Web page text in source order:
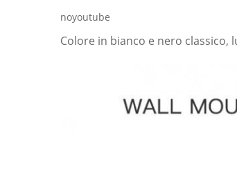
noyoutube
Colore in bianco e nero